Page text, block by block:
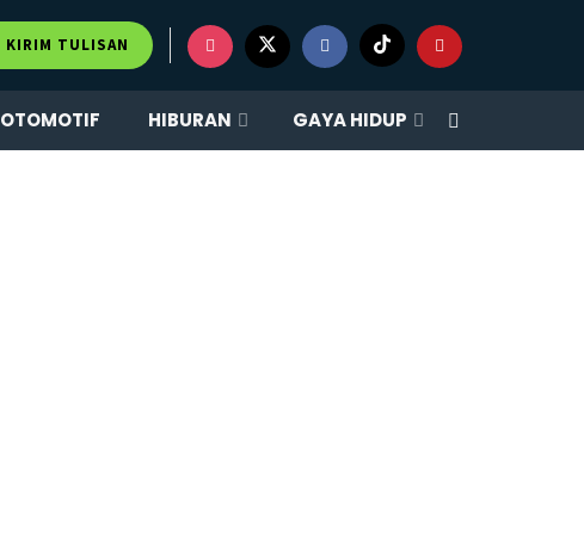
KIRIM TULISAN
OTOMOTIF HIBURAN GAYA HIDUP